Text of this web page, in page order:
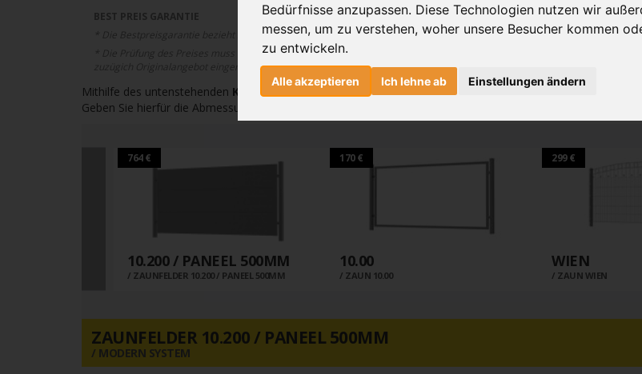
Bedürfnisse anzupassen. Diese Technologien nutzen wir
messen, um zu verstehen, woher unsere Besucher kommen
zu entwickeln.
Alle akzeptieren Ich lehne ab Einstellungen ändern
BEST PREIS GARANTIE
* Die Bestpreisgarantie bezieht sich auf den Gesamtpreis des Angebots inklusive der Montage. Es werden keine
* Die Prüfung des Preises muss unsererseits gewährleistet sein z.B. Onlinevergleich eines Mitbewerbers. Bei Angeboten
zuzügich Originalangebot eingereicht werden.
Mithilfe des untenstehenden Konfigurator
können Sie Ihr Wunschtor, egal ob Schiebetor, Drehtor, Pforte
Geben Sie hierfür die Abmessungen: Höhe, Breite, Wunschfarbe sowie das gewünschte Zubehör ein.
10.200 / PANEEL 500MM
ZAUNFELDER 10.200 / PANEEL 500MM
764 €
10.00
ZAUN 10.00
170 €
WIEN
ZAUN WIEN
299 €
ZAUNFELDER 10.200 / PANEEL 500MM
MODERN SYSTEM